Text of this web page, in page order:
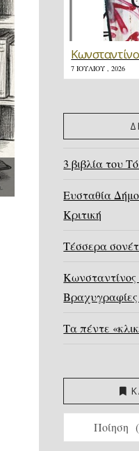
7 ΙΟΥΛΊΟΥ , 2026
3 βιβλία του
Ευσταθία
Κριτική
Τέσσερα
Κωνσταντίνος
Βραχυγραφίες
Τα πέντε
ΚΑΤΗΓΟΡΙΕΣ